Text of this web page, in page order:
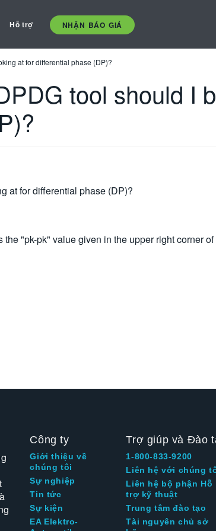
Hỗ trợ NHẬN BÁO GIÁ
at for differential phase (DP)?
tool should I
at for differential phase (DP)?
"pk-pk" value given in the upper right corner
Công ty
Giới thiệu về
chúng tôi
Sự nghiệp
Tin tức
Sự kiện
EA Elektro-
Trợ giúp và Đào
1-800-833-9200
Liên hệ với chúng
Liên hệ bộ phận Hỗ
trợ kỹ thuật
Trung tâm đào tạo
Tài nguyên chủ sở